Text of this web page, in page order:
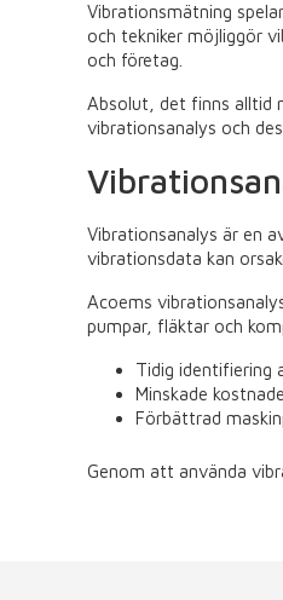
Vibrationsmätning
och tekniker möjliggör
och företag.
Absolut, det finns alltid
vibrationsanalys och
Vibrationsanalys är en
vibrationsdata kan
Acoems
pumpar, fläktar och
Tidig identifiering
Minskade
Förbättrad
Genom att använda